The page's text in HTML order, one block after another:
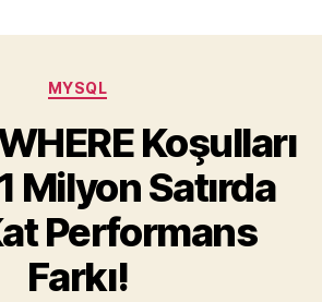
Kategoriler
MYSQL
Koşulları
Milyon Satırda
Performans
Farkı!